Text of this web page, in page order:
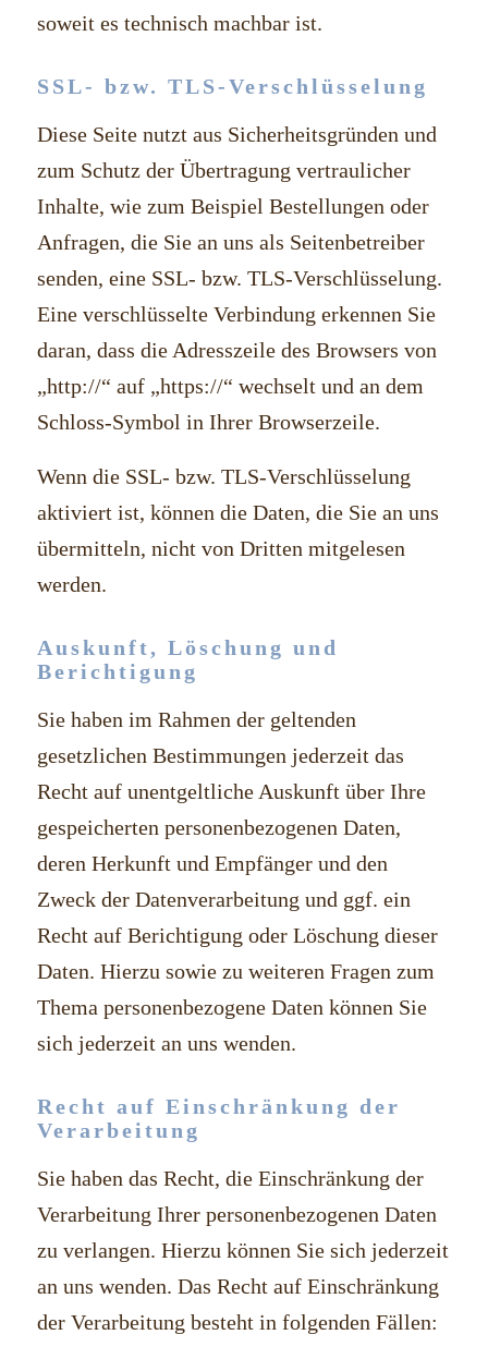
soweit es technisch machbar ist.
SSL- bzw. TLS-Verschlüsselung
Diese Seite nutzt aus Sicherheitsgründen und
zum Schutz der Übertragung vertraulicher
Inhalte, wie zum Beispiel Bestellungen oder
Anfragen, die Sie an uns als Seitenbetreiber
senden, eine SSL- bzw. TLS-Verschlüsselung.
Eine verschlüsselte Verbindung erkennen Sie
daran, dass die Adresszeile des Browsers von
„http://“ auf „https://“ wechselt und an dem
Schloss-Symbol in Ihrer Browserzeile.
Wenn die SSL- bzw. TLS-Verschlüsselung
aktiviert ist, können die Daten, die Sie an uns
übermitteln, nicht von Dritten mitgelesen
werden.
Auskunft, Löschung und
Berichtigung
Sie haben im Rahmen der geltenden
gesetzlichen Bestimmungen jederzeit das
Recht auf unentgeltliche Auskunft über Ihre
gespeicherten personenbezogenen Daten,
deren Herkunft und Empfänger und den
Zweck der Datenverarbeitung und ggf. ein
Recht auf Berichtigung oder Löschung dieser
Daten. Hierzu sowie zu weiteren Fragen zum
Thema personenbezogene Daten können Sie
sich jederzeit an uns wenden.
Recht auf Einschränkung der
Verarbeitung
Sie haben das Recht, die Einschränkung der
Verarbeitung Ihrer personenbezogenen Daten
zu verlangen. Hierzu können Sie sich jederzeit
an uns wenden. Das Recht auf Einschränkung
der Verarbeitung besteht in folgenden Fällen: